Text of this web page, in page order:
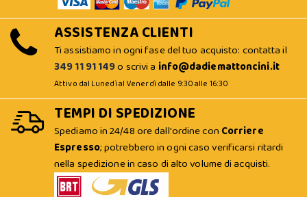
ASSISTENZA CLIENTI
Ti assistiamo in ogni fase del tuo acquisto: contatta il
349 11 91 149o scrivi a info@dadiemattoncini.it
Attivo dal Lunedì al Venerdì dalle 9:30 alle 16:30
TEMPI DI SPEDIZIONE
Spediamo in 24/48 ore dall'ordine con Corriere
Espresso; potrebbero in ogni caso verificarsi ritardi
nella spedizione in caso di alto volume di acquisti.